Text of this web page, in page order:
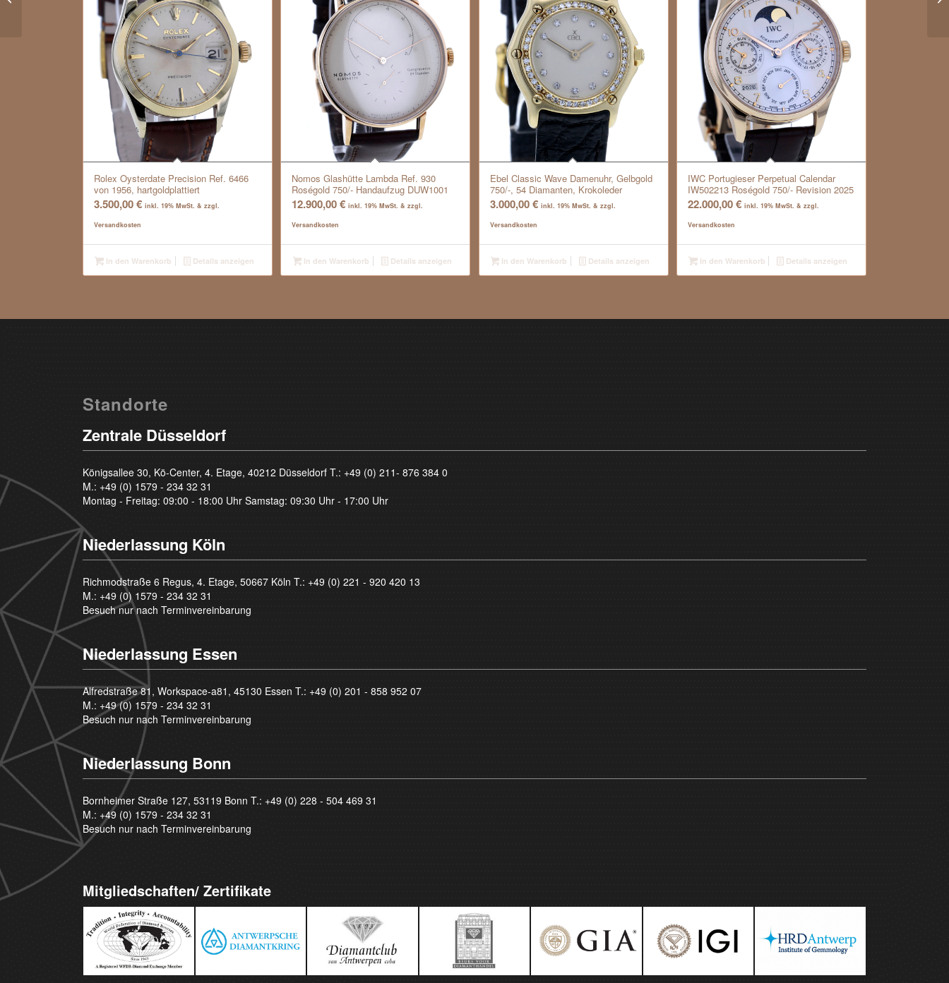
Rolex Oysterdate Precision Ref. 6466
von 1956, hartgoldplattiert
3.500,00€ inkl. 19% MwSt. & zzgl.
Versandkosten
In den Warenkorb Details anzeigen
Nomos Glashütte Lambda Ref. 930
Roségold 750/- Handaufzug DUW1001
12.900,00€ inkl. 19% MwSt. & zzgl.
Versandkosten
In den Warenkorb Details anzeigen
Ebel Classic Wave Damenuhr, Gelbgold
750/-, 54 Diamanten, Krokoleder
3.000,00€ inkl. 19% MwSt. & zzgl.
Versandkosten
In den Warenkorb Details anzeigen
IWC Portugieser Perpetual Calendar
IW502213 Roségold 750/- Revision 2025
22.000,00€ inkl. 19% MwSt. & zzgl.
Versandkosten
In den Warenkorb Details anzeigen
Standorte
Zentrale Düsseldorf
Königsallee 30, Kö-Center, 4. Etage, 40212 Düsseldorf T.: +49 (0) 211- 876 384 0
M.: +49 (0) 1579 - 234 32 31
Montag - Freitag: 09:00 - 18:00 Uhr Samstag: 09:30 Uhr - 17:00 Uhr
Niederlassung Köln
Richmodstraße 6 Regus, 4. Etage, 50667 Köln T.: +49 (0) 221 - 920 420 13
M.: +49 (0) 1579 - 234 32 31
Besuch nur nach Terminvereinbarung
Niederlassung Essen
Alfredstraße 81, Workspace-a81, 45130 Essen T.: +49 (0) 201 - 858 952 07
M.: +49 (0) 1579 - 234 32 31
Besuch nur nach Terminvereinbarung
Niederlassung Bonn
Bornheimer Straße 127, 53119 Bonn T.: +49 (0) 228 - 504 469 31
M.: +49 (0) 1579 - 234 32 31
Besuch nur nach Terminvereinbarung
Mitgliedschaften/ Zertifikate
Medium, Durchmesser